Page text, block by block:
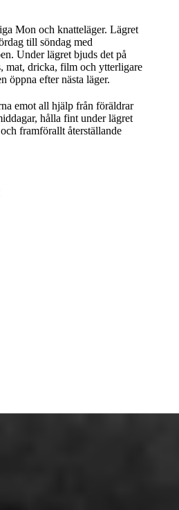
Mon och knatteläger. Lägret
till söndag med
Under lägret bjuds det på
mat, dricka, film och ytterligare
öppna efter nästa läger.
emot all hjälp från föräldrar
hålla fint under lägret
framförallt återställande